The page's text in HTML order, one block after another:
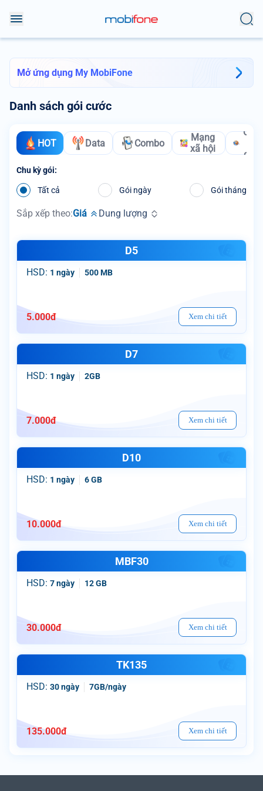
Mở ứng dụng My MobiFone
Danh sách gói cước
HOT Data Combo
Mạng
xã hội
Chu kỳ gói:
Tất cả Gói ngày Gói tháng
Sắp xếp theo:Giá Dung lượng
D5
HSD: 1 ngày 500 MB
5.000đ Xem chi tiết
D7
HSD: 1 ngày 2GB
7.000đ Xem chi tiết
D10
HSD: 1 ngày 6 GB
10.000đ Xem chi tiết
MBF30
HSD: 7 ngày 12 GB
30.000đ Xem chi tiết
TK135
HSD: 30 ngày 7GB/ngày
135.000đ Xem chi tiết